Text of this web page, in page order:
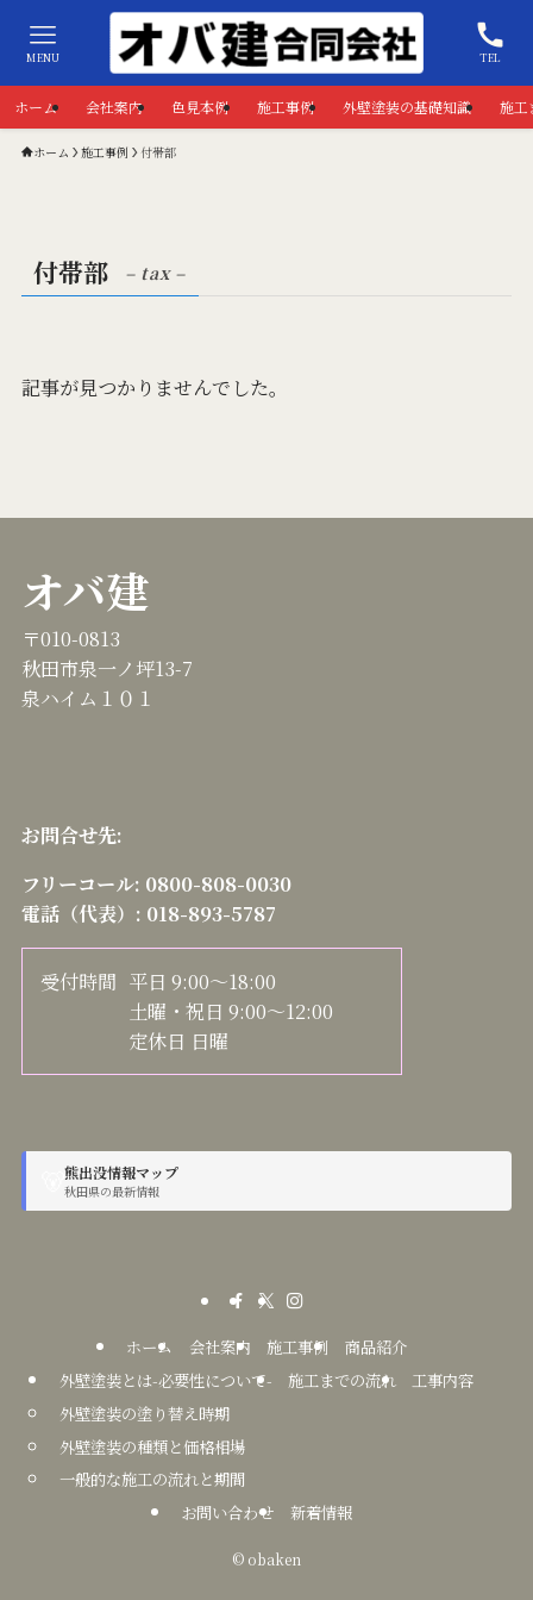
TEL
MENU
ホーム 会社案内 色見本例 施工事例 外壁塗装の基礎知識 施工
ホーム 施工事例 付帯部
付帯部 – tax –
記事が見つかりませんでした。
オバ建
〒010-0813
秋田市泉一ノ坪13-7
泉ハイム１０１
お問合せ先:
フリーコール: 0800-808-0030
電話（代表）: 018-893-5787
受付時間 平日 9:00～18:00
土曜・祝日 9:00～12:00
定休日 日曜
熊出没情報マップ
秋田県の最新情報
ホーム 会社案内 施工事例
商品紹介
外壁塗装とは-必要性について-
外壁塗装の塗り替え時期
外壁塗装の種類と価格相場
一般的な施工の流れと期間
施工までの流れ 工事内容
お問い合わせ 新着情報
© obaken